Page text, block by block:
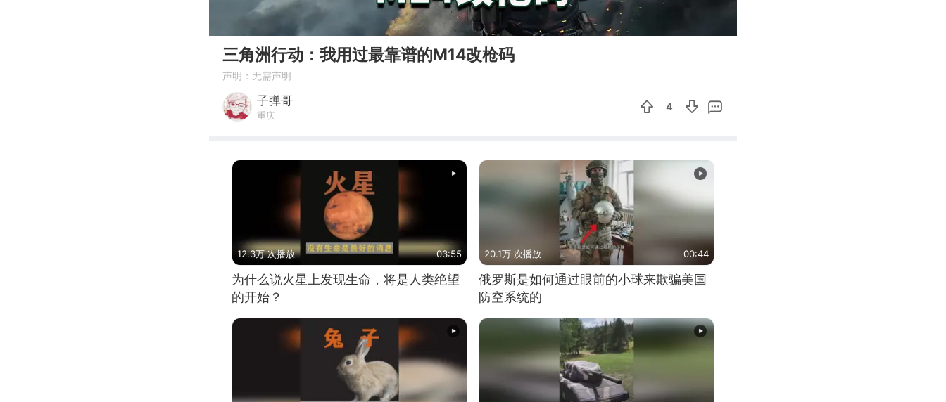
三角洲行动：我用过最靠谱的M14改枪码
声明：无需声明
子弹哥
重庆
4
12.3万 次播放 03:55
为什么说火星上发现生命，将是人类绝望
的开始？
20.1万 次播放 00:44
俄罗斯是如何通过眼前的小球来欺骗美国
防空系统的